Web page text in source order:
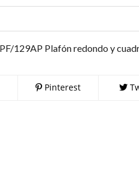
129AP Plafón redondo y
Pinterest